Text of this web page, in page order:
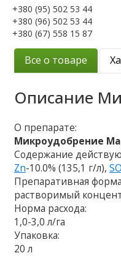
+380 (95) 502 53 44
+380 (96) 502 53 44
+380 (67) 558 15 87
Все о товаре
Описание
О препарате:
Микроудобрение
Содержание
Zn-10.0% (135,1 г/л),
Препаративная
растворимый
Норма расхода:
1,0-3,0 л/га
Упаковка:
20 л